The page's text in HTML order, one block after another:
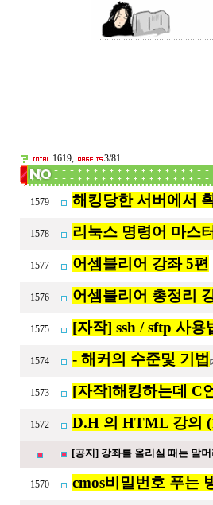
1619, 3/81
1579 해킹당한 서버에서
1578 리눅스 명령어 마스
1577 어셈블리어 강좌 5편
1576 어셈블리어 총정리
1575 [자작] ssh / sftp 사
1574 - 해커의 수준및 기법
1573 [자작]해킹하는데 C
1572 D.H 의 HTML 강의
[공지] 강좌를 올리실 때는 말
1570 cmos비밀번호 푸는